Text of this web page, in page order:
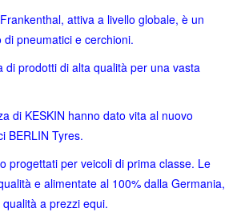
attiva a livello globale, è un
pneumatici e cerchioni.
di prodotti di alta qualità per una vasta
di KESKIN hanno dato vita al nuovo
BERLIN Tyres.
progettati per veicoli di prima classe. Le
e alimentate al 100% dalla Germania,
a prezzi equi.